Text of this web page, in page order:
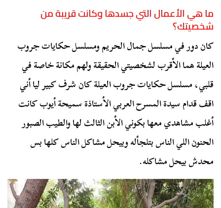
ما هي الأعمال التي جسدها وكانت قريبة من
شخصيتك؟
كان دور في مسلسل جمال الحريم ومسلسل حكايات جروب
العيلة هما الأقرب لشخصيتي الحقيقة ولهم مكانة خاصة في
قلبي، مسلسل حكايات جروب العيلة كان شرف كبير ليا أني
اقف قدام سيدة المسرح العربي الأستاذة سميحة أيوب كانت
أغلب مشاهدي معها بكوني الأبن الثالث لها والطيب الصبور
الحنون اللي الناس بتلجأله وبيحل مشاكل الناس كلها بس
محدش بيحل مشاكله.